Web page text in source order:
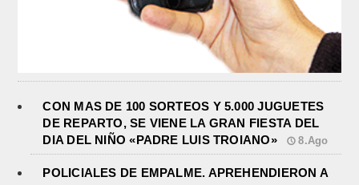
CON MAS DE 100 SORTEOS Y 5.000 JUGUETES
DE REPARTO, SE VIENE LA GRAN FIESTA DEL
DIA DEL NIÑO «PADRE LUIS TROIANO»
8.Ago
POLICIALES DE EMPALME. APREHENDIERON A